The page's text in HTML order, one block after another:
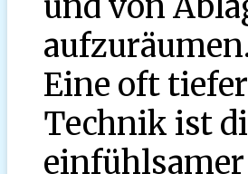
Eine oft
Technik ist
einfühlsamer